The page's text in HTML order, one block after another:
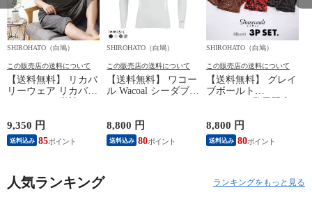
SHIROHATO（白鳩）
この販売店の送料について
【送料無料】 リカバ
リーウェア リカバリ
ームウェア パジャマ
リカバリーケア 7分
丈パンツ 疲労回復
9,350 円
送料込み 85
SHIROHATO（白鳩）
この販売店の送料について
【送料無料】 ワコー
ル Wacoal シーダブリ
JYURYU 柔流 ジュウ
リュウ メンズ トッ
プ SML ハイネック
8,800 円
送料込み 80
SHIROHATO（白鳩）
この販売店の送料について
【送料無料】 グレイ
ブボールト
サーパンツ おまかせ
3P 福袋 ショート ロ
ーライズ 3枚セット
8,800 円
送料込み 80
人気ランキング ランキングをもっと見る